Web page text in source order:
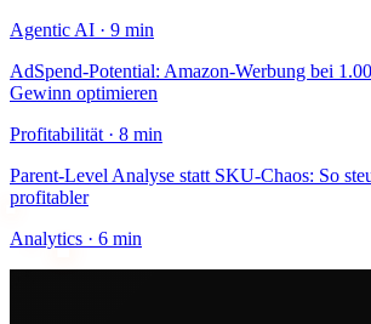
Agentic AI · 9 min
AdSpend-Potential: Amazon-Werbung bei
Gewinn optimieren
Profitabilität · 8 min
Parent-Level Analyse statt SKU-Chaos: So
profitabler
Analytics · 6 min